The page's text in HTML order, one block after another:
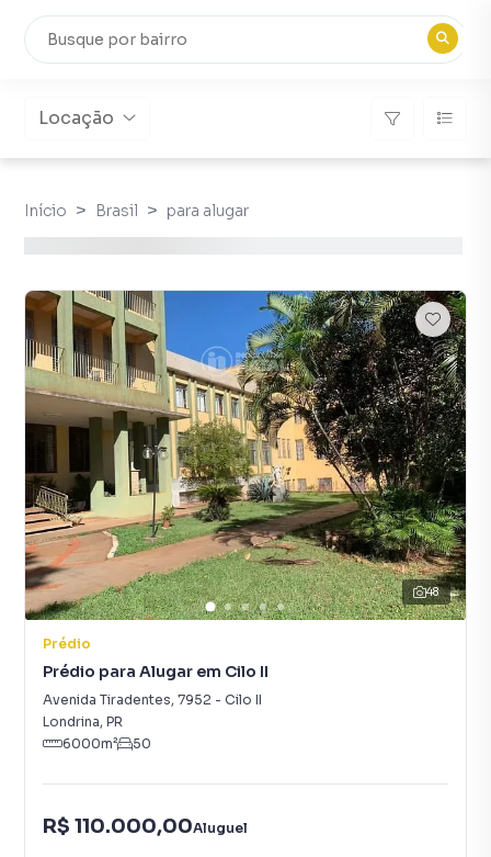
Locação
Início Brasil para alugar
48
Prédio
Prédio para Alugar em Cilo II
Avenida Tiradentes, 7952 - Cilo II
Londrina, PR
6000m² 50
R$ 110.000,00Aluguel